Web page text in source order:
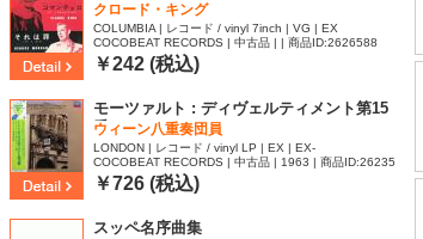
クロード・キング
COLUMBIA | レコード / vinyl 7inch | VG | EX
COCOBEAT RECORDS | 中古品 | | 商品ID:2626588
￥242 (税込)
モーツァルト : ディヴェルティメント第15
番
ウィーン八重奏団員
LONDON | レコード / vinyl LP | EX | EX-
COCOBEAT RECORDS | 中古品 | 1963 | 商品ID:26235
50
￥726 (税込)
スッペ名序曲集